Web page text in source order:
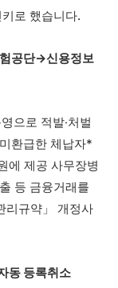
로 했습니다.
공단→신용정보
으로 적발‧처벌
환급한 체납자*
에 제공 사무장병
등 금융거래를
리규약」 개정사
동 등록취소